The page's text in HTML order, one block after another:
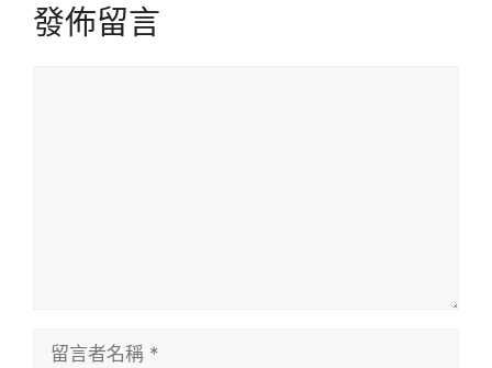
發佈留言